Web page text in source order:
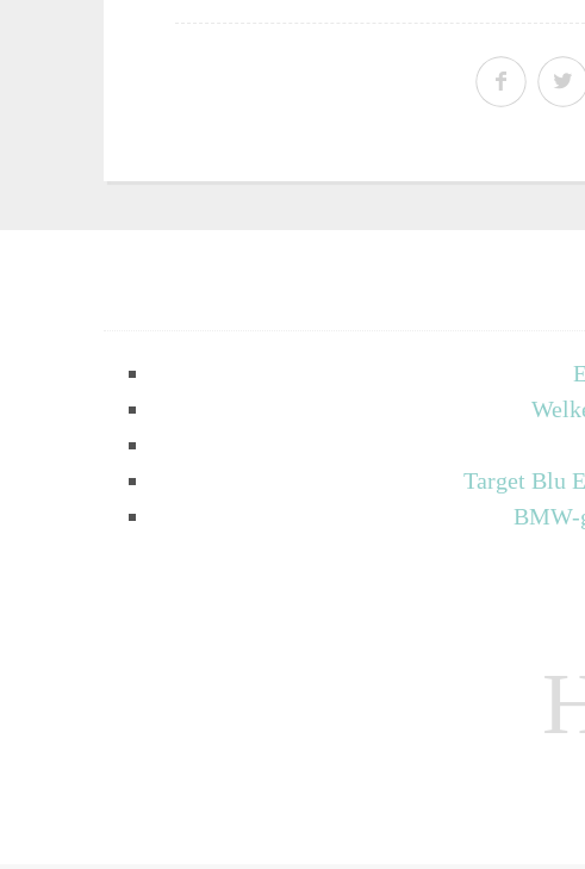
Target Blu
BMW-